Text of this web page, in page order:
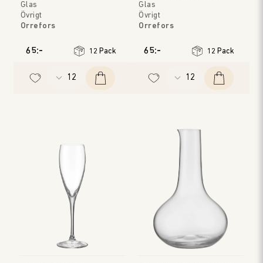
Glas
Övrigt
Orrefors
65:- 12 Pack
Glas
Övrigt
Orrefors
65:- 12 Pack